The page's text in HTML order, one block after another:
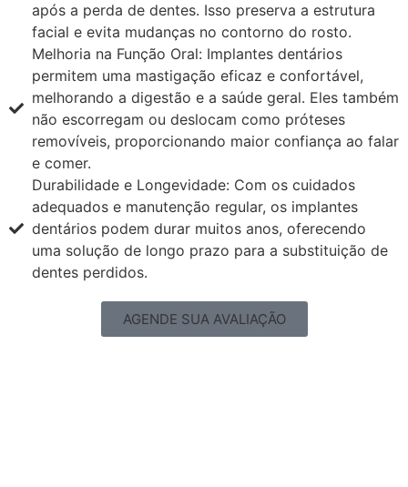
após a perda de dentes. Isso preserva a estrutura
facial e evita mudanças no contorno do rosto.
Melhoria na Função Oral: Implantes dentários
permitem uma mastigação eficaz e confortável,
melhorando a digestão e a saúde geral. Eles também
não escorregam ou deslocam como próteses
removíveis, proporcionando maior confiança ao falar
e comer.
Durabilidade e Longevidade: Com os cuidados
adequados e manutenção regular, os implantes
dentários podem durar muitos anos, oferecendo
uma solução de longo prazo para a substituição de
dentes perdidos.
AGENDE SUA AVALIAÇÃO